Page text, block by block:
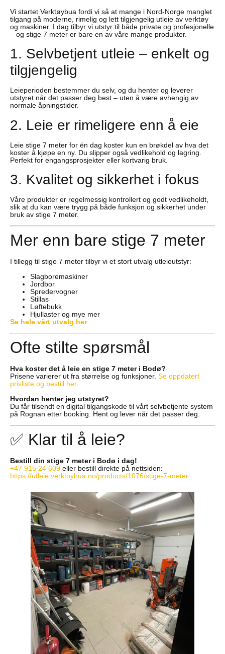
Vi startet Verktøybua fordi vi så at mange i Nord-Norge manglet
tilgang på moderne, rimelig og lett tilgjengelig utleie av verktøy
og maskiner. I dag tilbyr vi utstyr til både private og profesjonelle
– og stige 7 meter er bare en av våre mange produkter.
1. Selvbetjent utleie – enkelt og
tilgjengelig
Leieperioden bestemmer du selv, og du henter og leverer
utstyret når det passer deg best – uten å være avhengig av
normale åpningstider.
2. Leie er rimeligere enn å eie
Leie stige 7 meter for én dag koster kun en brøkdel av hva det
koster å kjøpe en ny. Du slipper også vedlikehold og lagring.
Perfekt for engangsprosjekter eller kortvarig bruk.
3. Kvalitet og sikkerhet i fokus
Våre produkter er regelmessig kontrollert og godt vedlikeholdt,
slik at du kan være trygg på både funksjon og sikkerhet under
bruk av stige 7 meter.
Mer enn bare stige 7 meter
I tillegg til stige 7 meter tilbyr vi et stort utvalg utleieutstyr:
Slagboremaskiner
Jordbor
Spredervogner
Stillas
Løftebukk
Hjullaster og mye mer
Se hele vårt utvalg her
Ofte stilte spørsmål
Hva koster det å leie en stige 7 meter i Bodø?
Prisene varierer ut fra størrelse og funksjoner. Se oppdatert
prisliste og bestill her.
Hvordan henter jeg utstyret?
Du får tilsendt en digital tilgangskode til vårt selvbetjente system
på Rognan etter booking. Hent og lever når det passer deg.
✅ Klar til å leie?
Bestill din stige 7 meter i Bodø i dag!
+47 915 24 609 eller bestill direkte på nettsiden:
https://utleie.verktoybua.no/products/1076/stige-7-meter